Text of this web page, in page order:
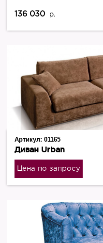
136 030 р.
Артикул: 01165
Диван Urban
Цена по запросу